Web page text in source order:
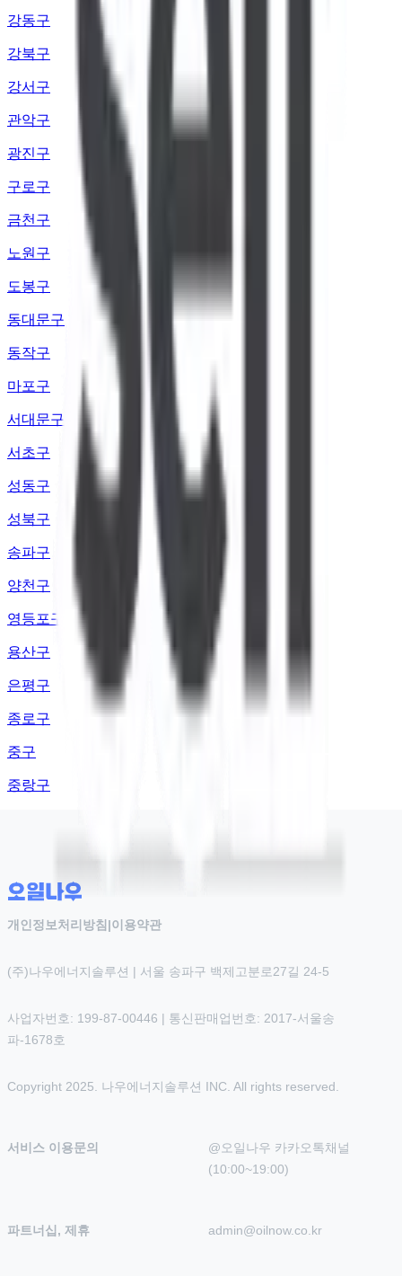
강동구
강북구
강서구
관악구
광진구
구로구
금천구
노원구
도봉구
동대문구
동작구
마포구
서대문구
서초구
성동구
성북구
송파구
양천구
영등포구
용산구
은평구
종로구
중구
중랑구
개인정보처리방침 |이용약관
(주)나우에너지솔루션 | 서울 송파구 백제고분로27길 24-5
사업자번호: 199-87-00446 | 통신판매업번호: 2017-서울송
파-1678호
Copyright 2025. 나우에너지솔루션 INC. All rights reserved.
서비스 이용문의
@오일나우 카카오톡채널
(10:00~19:00)
파트너십, 제휴 admin@oilnow.co.kr